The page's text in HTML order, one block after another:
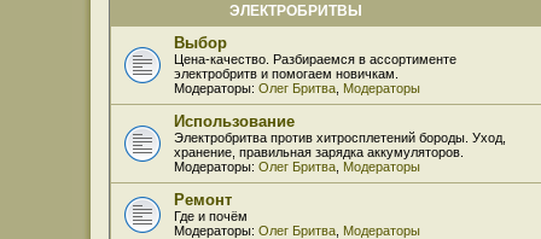
ЭЛЕКТРОБРИТВЫ
Выбор
Цена-качество. Разбираемся в ассортименте
электробритв и помогаем новичкам.
Модераторы: Олег Бритва Модераторы
Использование
Электробритва против хитросплетений бороды. Уход,
хранение, правильная зарядка аккумуляторов.
Модераторы: Олег Бритва Модераторы
Ремонт
Где и почём
Модераторы: Олег Бритва Модераторы